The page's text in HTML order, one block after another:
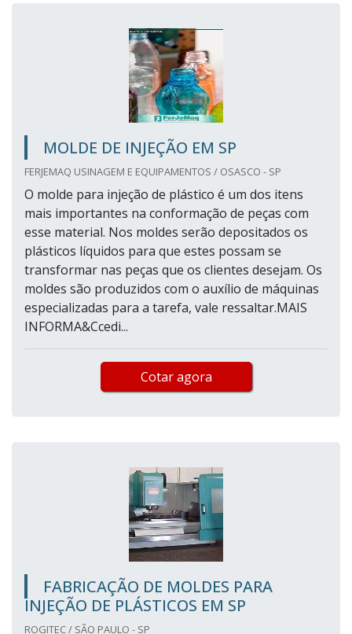
MOLDE DE INJEÇÃO EM SP
FERJEMAQ USINAGEM E EQUIPAMENTOS / OSASCO - SP
O molde para injeção de plástico é um dos itens
mais importantes na conformação de peças com
esse material. Nos moldes serão depositados os
plásticos líquidos para que estes possam se
transformar nas peças que os clientes desejam. Os
moldes são produzidos com o auxílio de máquinas
especializadas para a tarefa, vale ressaltar.MAIS
INFORMA&Ccedi...
Cotar agora
FABRICAÇÃO DE MOLDES PARA
INJEÇÃO DE PLÁSTICOS EM SP
ROGITEC / SÃO PAULO - SP